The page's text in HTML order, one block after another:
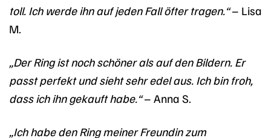
toll. Ich werde ihn auf jeden Fall öfter tragen.“– Lisa
M.
„Der Ring ist noch schöner als auf den Bildern. Er
passt perfekt und sieht sehr edel aus. Ich bin froh,
dass ich ihn gekauft habe.“– Anna S.
„Ich habe den Ring meiner Freundin zum